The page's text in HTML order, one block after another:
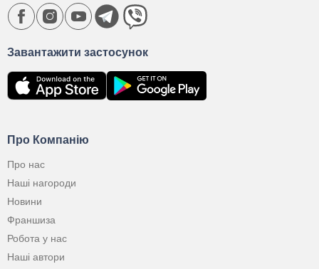
Про Компанію
Про нас
Наші нагороди
Новини
Франшиза
Робота у нас
Наші автори
Завантажити застосунок